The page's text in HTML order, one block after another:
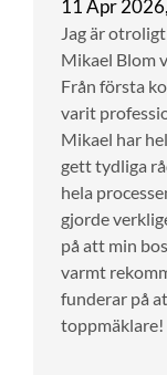
11 Apr
Jag är
Mikael Blom
Från första
varit
Mikael har
gett tydliga
hela
gjorde
på att min
varmt
funderar på
toppmäklare!